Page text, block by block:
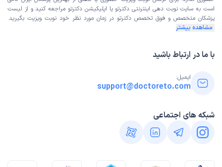
است به سایت نوبت دهی اینترنتی دکترتو یا اپلیکیشن دکترتو مراجعه کنید و از لیست
پزشکان متخصص و فوق تخصص دکترتو در زمان مورد نظر خود نوبت ویزیت بگیرید.
مشاهده بیشتر
با ما در ارتباط باشید
ایمیل:
support@doctoreto.com
شبکه های اجتماعی